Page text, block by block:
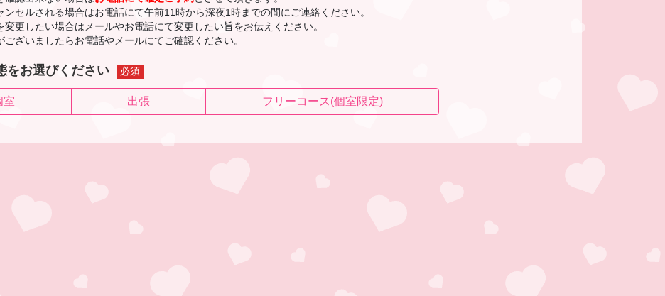
ンセルされる場合はお電話にて午前11時から深夜1時までの間にご連絡ください。
変更したい場合はメールやお電話にて変更したい旨をお伝えください。
ございましたらお電話やメールにてご確認ください。
をお選びください 必須
室 出張 フリーコース (個室限定)